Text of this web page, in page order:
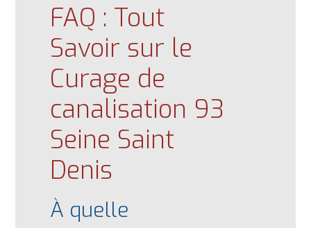
FAQ : Tout
Savoir sur le
Curage de
canalisation 93
Seine Saint
Denis
À quelle